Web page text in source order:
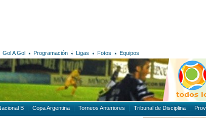
Gol A Gol Programación Ligas Fotos Equipos
B Copa Argentina Torneos Anteriores Tribunal de Disciplina